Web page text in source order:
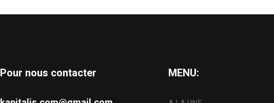
Pour nous contacter MENU: